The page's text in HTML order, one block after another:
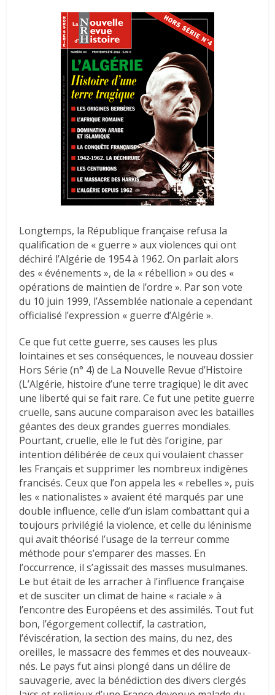
Longtemps, la République française refusa la
qualification de « guerre » aux violences qui ont
déchiré l’Algérie de 1954 à 1962. On parlait alors
des « événements », de la « rébellion » ou des «
opérations de maintien de l’ordre ». Par son vote
du 10 juin 1999, l’Assemblée nationale a cependant
officialisé l’expression « guerre d’Algérie ».
Ce que fut cette guerre, ses causes les plus
lointaines et ses conséquences, le nouveau dossier
Hors Série (n° 4) de La Nouvelle Revue d’Histoire
(L’Algérie, histoire d’une terre tragique) le dit avec
une liberté qui se fait rare. Ce fut une petite guerre
cruelle, sans aucune comparaison avec les batailles
géantes des deux grandes guerres mondiales.
Pourtant, cruelle, elle le fut dès l’origine, par
intention délibérée de ceux qui voulaient chasser
les Français et supprimer les nombreux indigènes
francisés. Ceux que l’on appela les « rebelles », puis
les « nationalistes » avaient été marqués par une
double influence, celle d’un islam combattant qui a
toujours privilégié la violence, et celle du léninisme
qui avait théorisé l’usage de la terreur comme
méthode pour s’emparer des masses. En
l’occurrence, il s’agissait des masses musulmanes.
Le but était de les arracher à l’influence française
et de susciter un climat de haine « raciale » à
l’encontre des Européens et des assimilés. Tout fut
bon, l’égorgement collectif, la castration,
l’éviscération, la section des mains, du nez, des
oreilles, le massacre des femmes et des nouveaux-
nés. Le pays fut ainsi plongé dans un délire de
sauvagerie, avec la bénédiction des divers clergés